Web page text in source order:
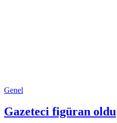
Genel
Gazeteci figüran oldu